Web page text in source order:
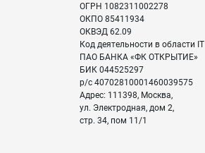
ОГРН 1082311002278
ОКПО 85411934
ОКВЭД 62.09
Код деятельности в области IT
ПАО БАНКА «ФК ОТКРЫТИЕ»
БИК 044525297
р/с 40702810001460039575
Адрес: 111398, Москва,
ул. Электродная, дом 2,
стр. 34, пом 11/1